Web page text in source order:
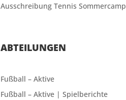
Ausschreibung Tennis Sommercamp
ABTEILUNGEN
Fußball – Aktive
Fußball – Aktive | Spielberichte